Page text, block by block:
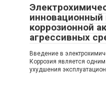
коррозионной
агрессивных
Введение в
Коррозия является
ухудшения